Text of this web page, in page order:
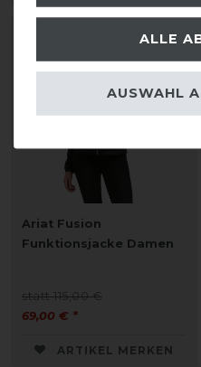
Ariat Fusion
Funktionsjacke Damen
statt 115,00 €
69,00 € *
ARTIKEL MERKEN
ALLE
AUSWAHL